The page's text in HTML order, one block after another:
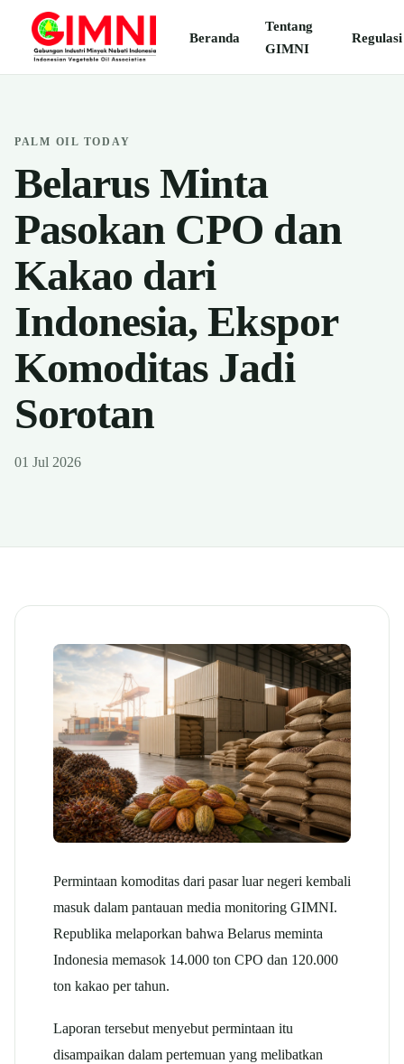
Beranda
Tentang
GIMNI
Regulasi
PALM OIL TODAY
Belarus Minta
Pasokan CPO dan
Kakao dari
Indonesia, Ekspor
Komoditas Jadi
Sorotan
01 Jul 2026
Permintaan komoditas dari pasar luar negeri kembali
masuk dalam pantauan media monitoring GIMNI.
Republika melaporkan bahwa Belarus meminta
Indonesia memasok 14.000 ton CPO dan 120.000
ton kakao per tahun.
Laporan tersebut menyebut permintaan itu
disampaikan dalam pertemuan yang melibatkan